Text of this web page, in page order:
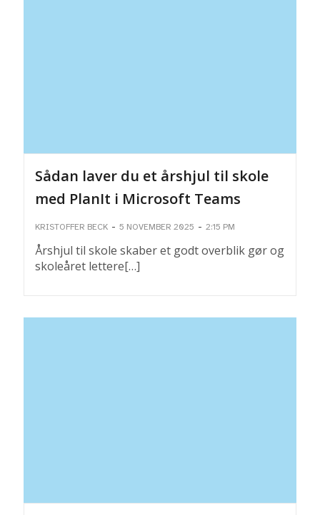
Sådan laver du et årshjul til skole
med PlanIt i Microsoft Teams
KRISTOFFER BECK - 5 NOVEMBER 2025 - 2:15 PM
Årshjul til skole skaber et godt overblik gør og
skoleåret lettere[…]